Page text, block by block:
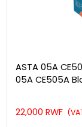
ASTA 05A
05A CE505A
22,000 RWF